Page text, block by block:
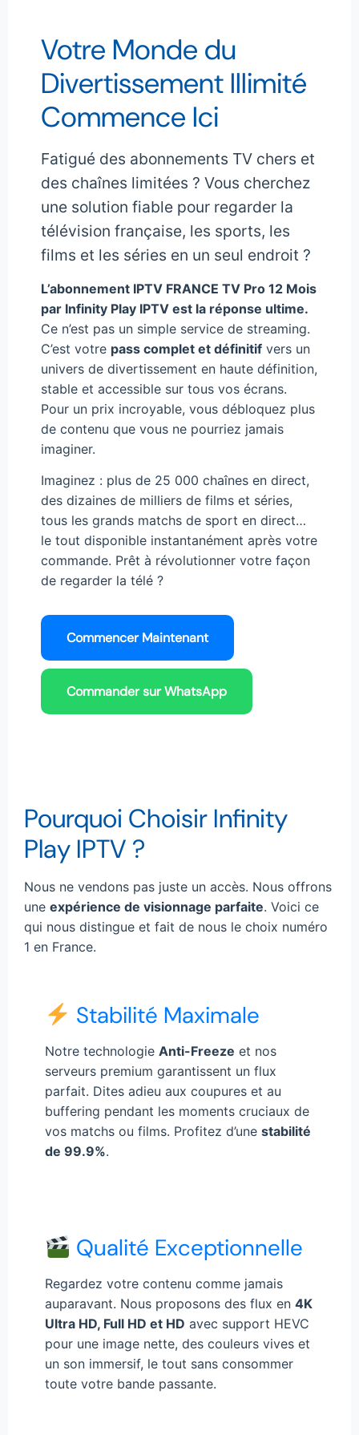
Votre Monde du
Divertissement Illimité
Commence Ici
Fatigué des abonnements TV chers et
des chaînes limitées ? Vous cherchez
une solution fiable pour regarder la
télévision française, les sports, les
films et les séries en un seul endroit ?
L’abonnement IPTV FRANCE TV Pro 12 Mois
par Infinity Play IPTV est la réponse ultime.
Ce n’est pas un simple service de streaming.
C’est votre pass complet et définitif vers un
univers de divertissement en haute définition,
stable et accessible sur tous vos écrans.
Pour un prix incroyable, vous débloquez plus
de contenu que vous ne pourriez jamais
imaginer.
Imaginez : plus de 25 000 chaînes en direct,
des dizaines de milliers de films et séries,
tous les grands matchs de sport en direct…
le tout disponible instantanément après votre
commande. Prêt à révolutionner votre façon
de regarder la télé ?
Commencer Maintenant
Commander sur WhatsApp
Pourquoi Choisir Infinity
Play IPTV ?
Nous ne vendons pas juste un accès. Nous offrons
une expérience de visionnage parfaite. Voici ce
qui nous distingue et fait de nous le choix numéro
1 en France.
Stabilité Maximale
Notre technologie Anti-Freeze et nos
serveurs premium garantissent un flux
parfait. Dites adieu aux coupures et au
buffering pendant les moments cruciaux de
vos matchs ou films. Profitez d’une stabilité
de 99.9%.
Qualité Exceptionnelle
Regardez votre contenu comme jamais
auparavant. Nous proposons des flux en 4K
Ultra HD, Full HD et HD avec support HEVC
pour une image nette, des couleurs vives et
un son immersif, le tout sans consommer
toute votre bande passante.